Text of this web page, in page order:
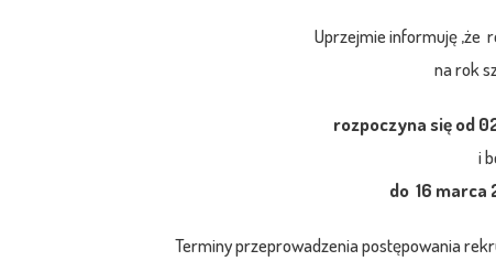
Uprzejmie informuję ,że
na rok
rozpoczyna się od
i
do 16 marca
Terminy przeprowadzenia postępowania